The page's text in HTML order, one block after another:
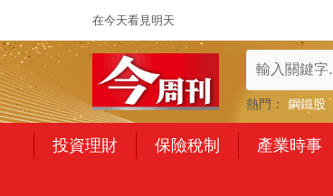
在今天看見明天
熱門： 鋼鐵股
投資理財 保險稅制 產業時事